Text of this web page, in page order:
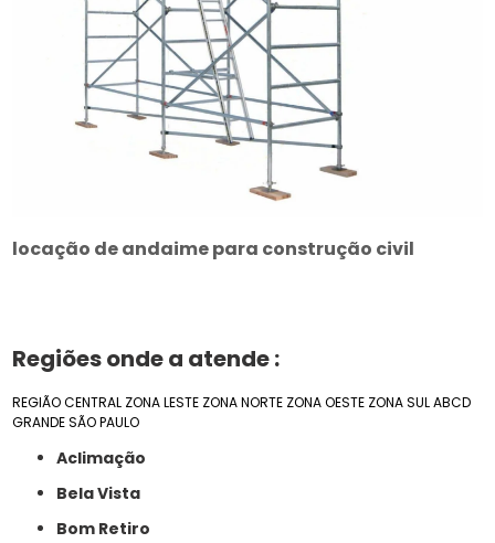
locação de andaime para construção civil
Regiões onde a atende :
REGIÃO CENTRAL ZONA LESTE ZONA NORTE ZONA OESTE ZONA SULABCD
GRANDE SÃO PAULO
Aclimação
Bela Vista
Bom Retiro